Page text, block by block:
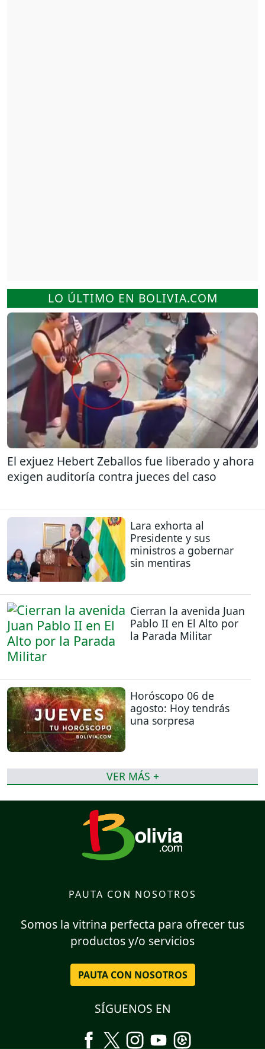
LO ÚLTIMO EN BOLIVIA.COM
El exjuez Hebert Zeballos fue liberado y ahora
exigen auditoría contra jueces del caso
Lara exhorta al
Presidente y sus
ministros a gobernar
sin mentiras
Cierran la avenida Juan
Pablo II en El Alto por
la Parada Militar
Horóscopo 06 de
agosto: Hoy tendrás
una sorpresa
VER MÁS +
PAUTA CON NOSOTROS
Somos la vitrina perfecta para ofrecer tus
productos y/o servicios
PAUTA CON NOSOTROS
SÍGUENOS EN